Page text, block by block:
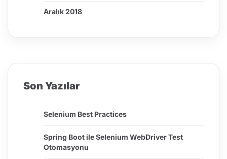
Aralık 2018
Son Yazılar
Selenium Best Practices
Spring Boot ile Selenium WebDriver Test
Otomasyonu